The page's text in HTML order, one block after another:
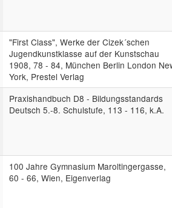
"First Class", Werke der Cizek´schen
Jugendkunstklasse auf der Kunstschau
1908, 78 - 84, München Berlin London
York, Prestel Verlag
Praxishandbuch D8 - Bildungsstandards
Deutsch 5.-8. Schulstufe, 113 - 116, k.A.
100 Jahre Gymnasium Maroltingergasse,
60 - 66, Wien, Eigenverlag